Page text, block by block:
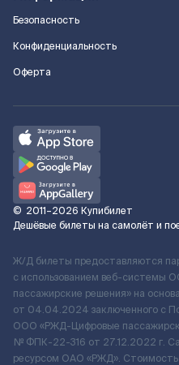
Безопасность
Конфиденциальность
Оферта
© 2011–2026 Купибилет
Дешёвые билеты на самолёт и
Ж/Д билеты предоставляются
с использованием веб-системы
пассажирские решения» на
от 04.04.2024 заключенного с
ООО «РЖД-Цифровые
№ ФПК-22-316 от 27.12.2022 г.
ресурсом ОАО «РЖД». Стоимость